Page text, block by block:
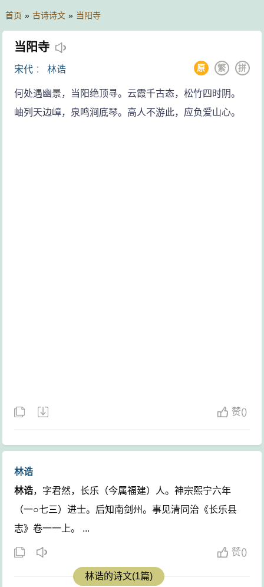
首页 » 古诗诗文 » 当阳寺
当阳寺
宋代 ：林诰 拼
繁
原
何处遇幽景，当阳绝顶寻。云霞千古态，松竹四时阴。
岫列天边嶂，泉鸣涧底琴。高人不游此，应负爱山心。
赞()
林诰
林诰，字君然，长乐（今属福建）人。神宗熙宁六年
（一○七三）进士。后知南剑州。事见清同治《长乐县
志》卷一一上。 ...
赞()
林诰的诗文(1篇)